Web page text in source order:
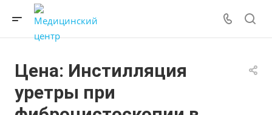
Цена: Инстилляция
уретры при